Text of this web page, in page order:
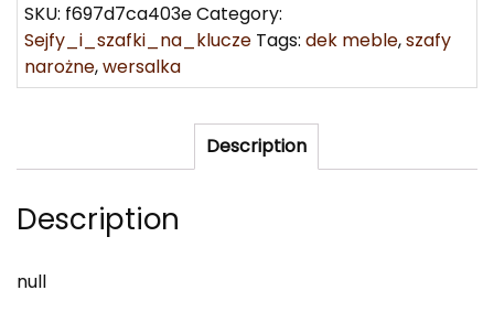
SKU: f697d7ca403eCategory:
Sejfy_i_szafki_na_klucze Tags: dek meble,szafy
narożne,wersalka
Description
Description
null